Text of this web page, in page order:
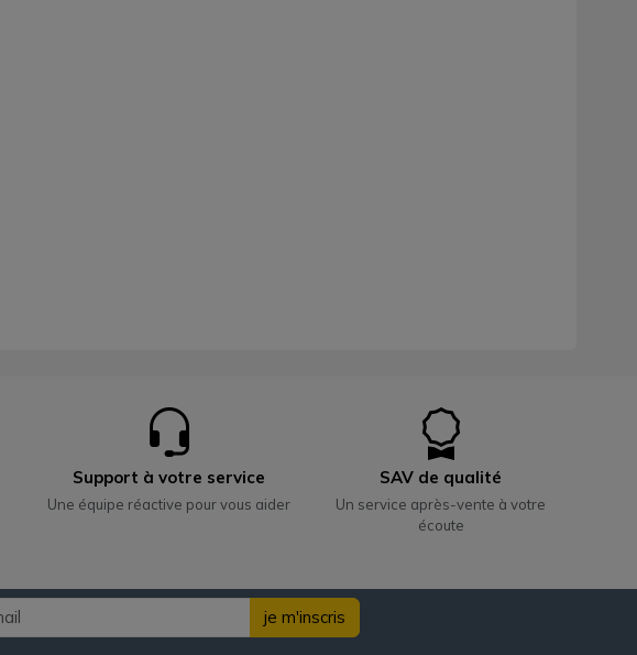
Support à votre service
Une équipe réactive pour vous aider
SAV de qualité
Un service après-vente à votre
écoute
je m'inscris